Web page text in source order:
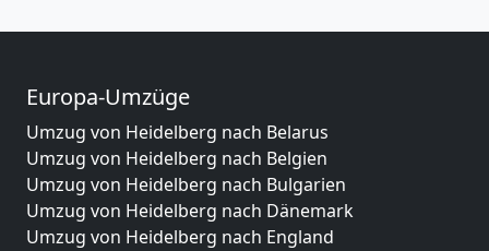
Europa-Umzüge
Umzug von Heidelberg nach Belarus
Umzug von Heidelberg nach Belgien
Umzug von Heidelberg nach Bulgarien
Umzug von Heidelberg nach Dänemark
Umzug von Heidelberg nach England